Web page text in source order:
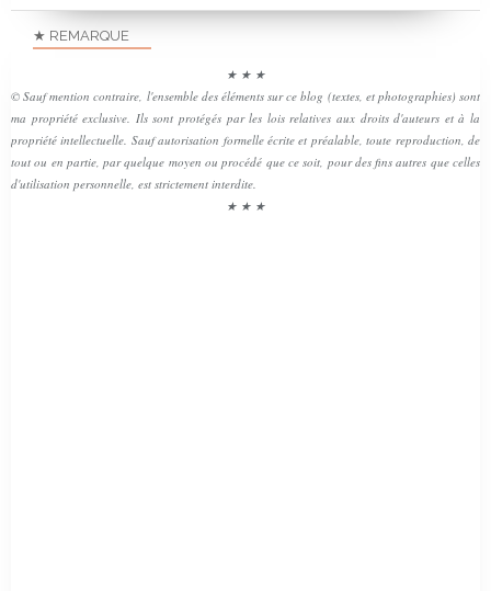
★ REMARQUE
★ ★ ★
© Sauf mention contraire, l'ensemble des éléments sur ce blog (textes, et photographies) sont
ma propriété exclusive. Ils sont protégés par les lois relatives aux droits d'auteurs et à la
propriété intellectuelle. Sauf autorisation formelle écrite et préalable, toute reproduction, de
tout ou en partie, par quelque moyen ou procédé que ce soit, pour des fins autres que celles
d'utilisation personnelle, est strictement interdite.
★ ★ ★